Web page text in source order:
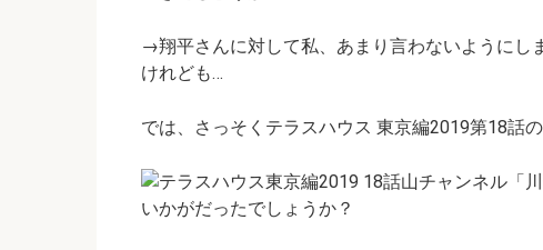
→翔平さんに対して私、あまり言わないようにし
けれども…
では、さっそくテラスハウス 東京編2019第18話
いかがだったでしょうか？